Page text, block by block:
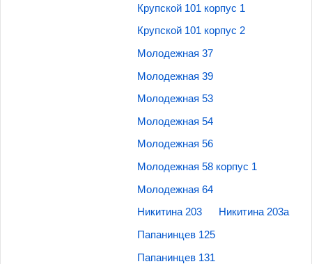
Крупской 101 корпус 1
Крупской 101 корпус 2
Молодежная 37
Молодежная 39
Молодежная 53
Молодежная 54
Молодежная 56
Молодежная 58 корпус 1
Молодежная 64
Никитина 203 Никитина 203а
Папанинцев 125
Папанинцев 131